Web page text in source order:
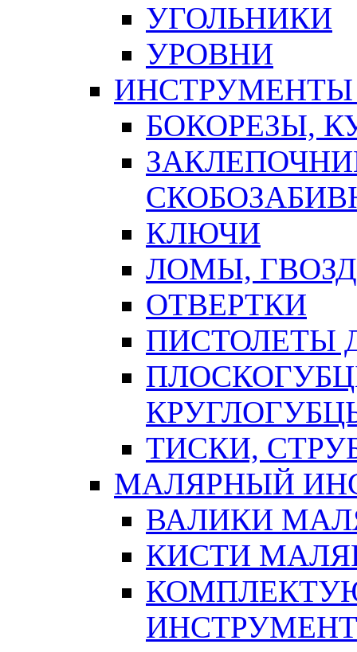
УГОЛЬНИКИ
УРОВНИ
БОКОРЕЗЫ,
КЛЮЧИ
ЛОМЫ,
ОТВЕРТКИ
ПИСТОЛЕТЫ
ТИСКИ,
МАЛЯРНЫЙ
ВАЛИКИ
КИСТИ